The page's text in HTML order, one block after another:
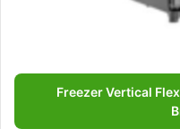
Freezer Vertical